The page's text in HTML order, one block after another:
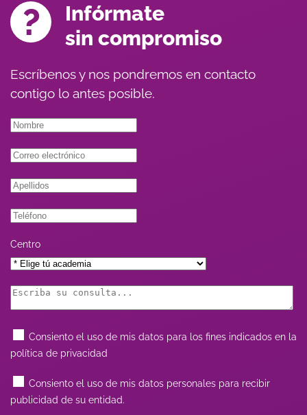
Infórmate
sin compromiso
Escríbenos y nos pondremos en contacto
contigo lo antes posible.
Centro
Consiento el uso de mis datos para los fines indicados en la
política de privacidad
Consiento el uso de mis datos personales para recibir
publicidad de su entidad.